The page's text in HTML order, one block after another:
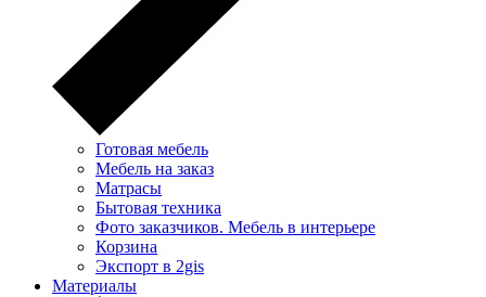
Готовая мебель
Мебель на заказ
Матрасы
Бытовая техника
Фото заказчиков. Мебель в интерьере
Корзина
Экспорт в 2gis
Материалы